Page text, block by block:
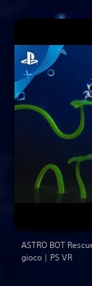
ASTRO BOT
gioco | PS VR